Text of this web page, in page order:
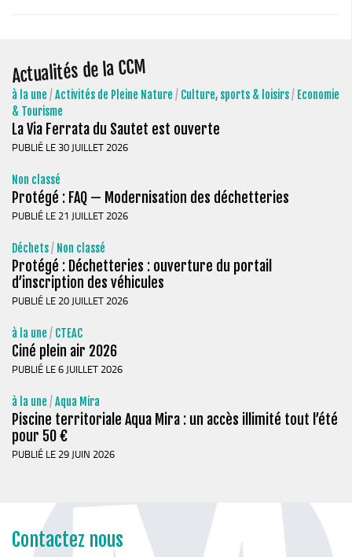
Activités de Pleine Nature
Sentiers de randonnée
Idées sorties faciles
Via Ferrata
Via Matacena
Développement durable
Déchets
Déchetterie intercommunale et points propres
Gestion des déchets
Gestion des cours d’eau
Plan Climat
Espace Conseil France Rénov’
Certificats d’Economie d’Energie (CEE)
Eau & Assainissement
SPANC
Actualités de la CCM
à la une /Activités de Pleine Nature / Culture, sports & loisirs/ Economie
& Tourisme
La Via Ferrata du Sautet est ouverte
PUBLIÉ LE 30 JUILLET 2026
Non classé
Protégé : FAQ — Modernisation des déchetteries
PUBLIÉ LE 21 JUILLET 2026
Déchets/ Non classé
Protégé : Déchetteries : ouverture du portail
d’inscription des véhicules
PUBLIÉ LE 20 JUILLET 2026
à la une / CTEAC
Ciné plein air 2026
PUBLIÉ LE 6 JUILLET 2026
à la une /Aqua Mira
Piscine territoriale Aqua Mira : un accès illimité tout l’été
pour 50 €
PUBLIÉ LE 29 JUIN 2026
Contactez nous